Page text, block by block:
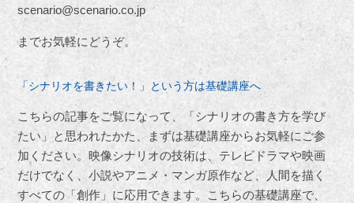
scenario@scenario.co.jp
までお気軽にどうぞ。
「シナリオを書きたい！」という方は基礎講座へ
こちらの記事をご覧になって、「シナリオの書き方を学び
たい」と思われたかた、まずは基礎講座からお気軽にご参
加ください。映像シナリオの技術は、テレビドラマや映画
だけでなく、小説やアニメ・マンガ原作など、人間を描く
すべての「創作」に応用できます。こちらの基礎講座で、